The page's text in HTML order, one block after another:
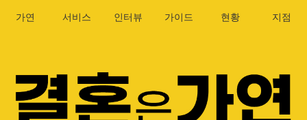
이
가연 서비스 인터뷰 가이드 현황 지점